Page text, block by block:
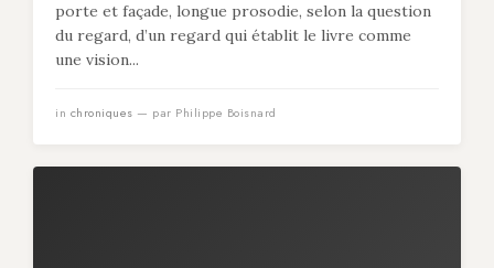
porte et façade, longue prosodie, selon la question
du regard, d’un regard qui établit le livre comme
une vision...
in chroniques — par Philippe Boisnard